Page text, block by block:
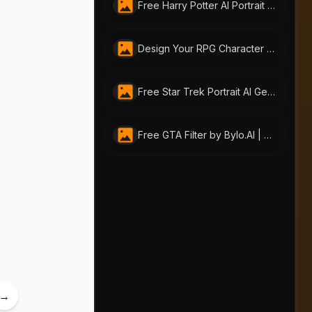
Free Harry Potter AI Portrait Generator by AI Portraits – Become a Wizard Now!
Design Your RPG Character with AI-Portraits.org’s Free RPG Maker
Free Star Trek Portrait AI Generator – Create Custom Avatars
Free GTA Filter by Bylo.AI | Turn Photos Into GTA Art Online